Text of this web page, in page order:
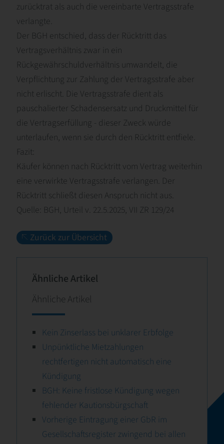
zurücktrat als auch die vereinbarte Vertragsstrafe
verlangte.
Der BGH entschied, dass der Rücktritt das
Vertragsverhältnis zwar in ein
Rückgewährschuldverhältnis umwandelt, die
Verpflichtung zur Zahlung der Vertragsstrafe aber
nicht erlischt. Die Vertragsstrafe dient als
pauschalierter Schadensersatz und Druckmittel für
die Vertragserfüllung - dieser Zweck würde
unterlaufen, wenn sie durch den Rücktritt entfiele.
Fazit:
Käufer können nach Rücktritt vom Vertrag weiterhin
eine verwirkte Vertragsstrafe verlangen. Der
Rücktritt schließt diesen Anspruch nicht aus.
Quelle: BGH, Urteil v. 22.5.2025, VII ZR 129/24
Zurück zur Übersicht
Ähnliche Artikel
Ähnliche Artikel
Kein Zinserlass bei unklarer Erbfolge
Unpünktliche Mietzahlungen
rechtfertigen nicht automatisch eine
Kündigung
BGH: Keine fristlose Kündigung wegen
fehlender Kautionsbürgschaft
Vorherige Eintragung einer GbR im
Gesellschaftsregister zwingend bei allen